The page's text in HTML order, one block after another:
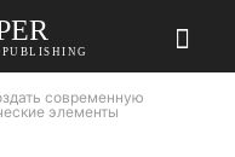
современную
элементы